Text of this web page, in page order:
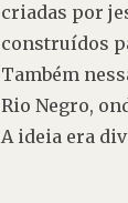
criadas por
construídos
Também
Rio Negro,
A ideia era